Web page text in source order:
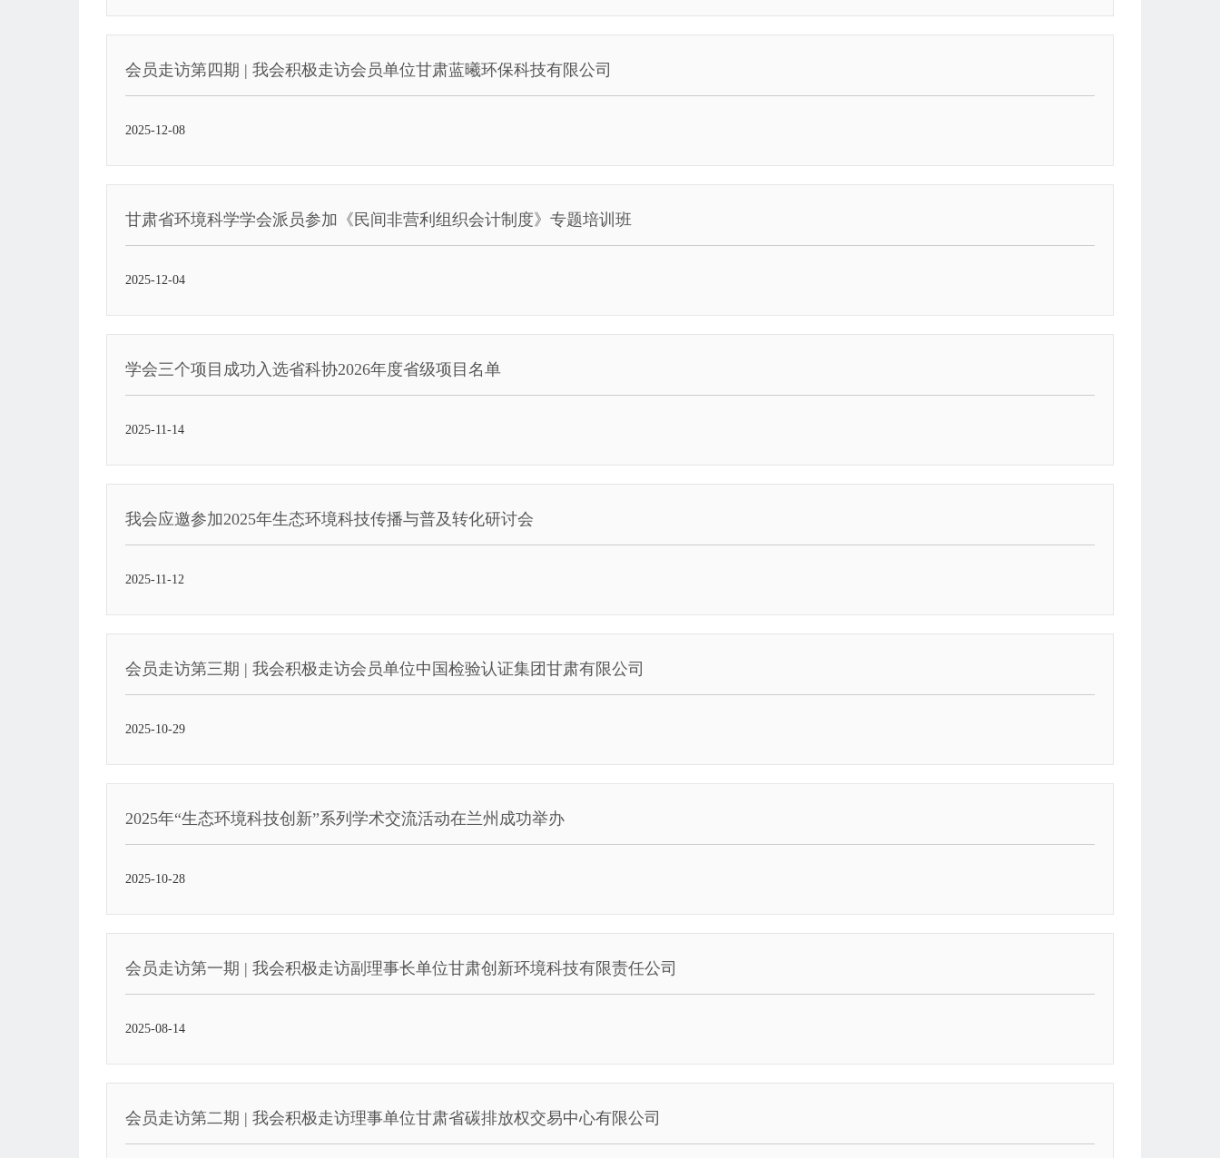
会员走访第四期 | 我会积极走访会员单位甘肃蓝曦环保科技有限公司
2025-12-08
甘肃省环境科学学会派员参加《民间非营利组织会计制度》专题培训班
2025-12-04
学会三个项目成功入选省科协2026年度省级项目名单
2025-11-14
我会应邀参加2025年生态环境科技传播与普及转化研讨会
2025-11-12
会员走访第三期 | 我会积极走访会员单位中国检验认证集团甘肃有限公司
2025-10-29
2025年“生态环境科技创新”系列学术交流活动在兰州成功举办
2025-10-28
会员走访第一期 | 我会积极走访副理事长单位甘肃创新环境科技有限责任公司
2025-08-14
会员走访第二期 | 我会积极走访理事单位甘肃省碳排放权交易中心有限公司